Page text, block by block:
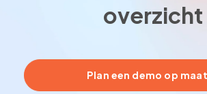
overzicht
Plan een demo op